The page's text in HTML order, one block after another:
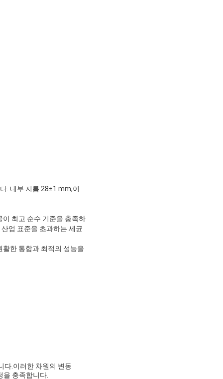
. 내부 지름 28±1 mm,이
최고 순수 기준을 충족하
업 표준을 초과하는 세균
한 통합과 최적의 성능을
다.이러한 차원의 변동
을 충족합니다.